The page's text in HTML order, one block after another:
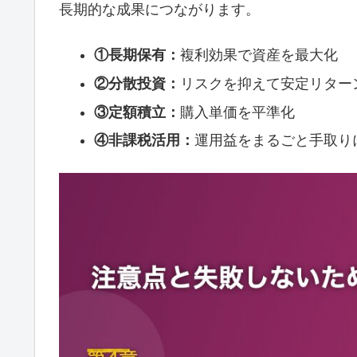
長期的な成果につながります。
①長期保有： 複利効果で資産を最大化
②分散投資： リスクを抑えて安定リター
③定額積立： 購入単価を平準化
④非課税活用： 運用益をまるごと手取り